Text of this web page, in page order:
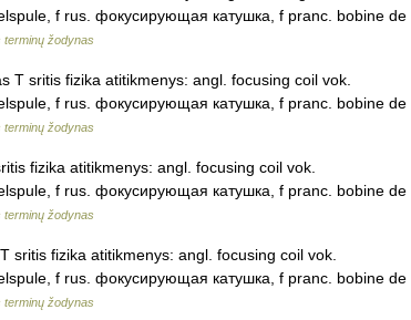
f rus. фокусирующая катушка, f pranc. bobine de
terminų žodynas
T sritis fizika atitikmenys: angl. focusing coil vok.
f rus. фокусирующая катушка, f pranc. bobine de
terminų žodynas
fizika atitikmenys: angl. focusing coil vok.
f rus. фокусирующая катушка, f pranc. bobine de
terminų žodynas
sritis fizika atitikmenys: angl. focusing coil vok.
f rus. фокусирующая катушка, f pranc. bobine de
terminų žodynas